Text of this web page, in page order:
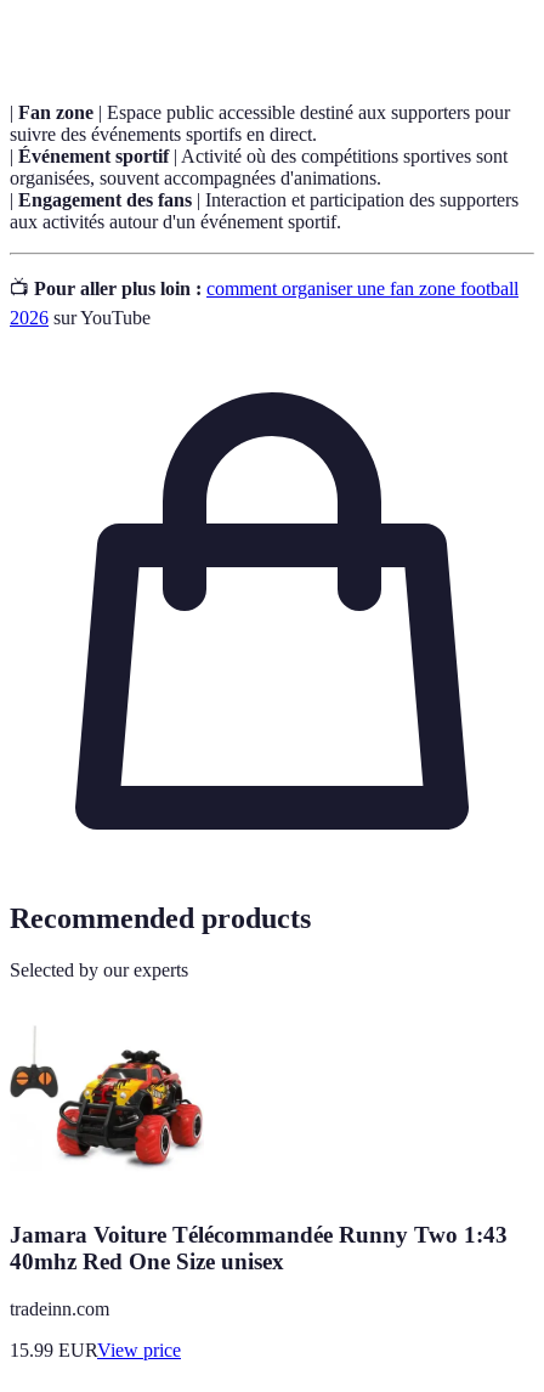
| Fan zone | Espace public accessible destiné aux supporters pour
suivre des événements sportifs en direct.
| Événement sportif| Activité où des compétitions sportives sont
organisées, souvent accompagnées d'animations.
| Engagement des fans | Interaction et participation des supporters
aux activités autour d'un événement sportif.
📺 Pour aller plus loin : comment organiser une fan zone football
2026 sur YouTube
Recommended products
Selected by our experts
Jamara Voiture Télécommandée Runny Two 1:43
40mhz Red One Size unisex
tradeinn.com
15.99 EURView price